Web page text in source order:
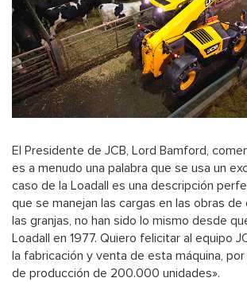
El Presidente de JCB, Lord Bamford,
es a menudo una palabra que se usa un
caso de la Loadall es una descripción
que se manejan las cargas en las obras
las granjas, no han sido lo mismo desde
Loadall en 1977. Quiero felicitar al equipo
la fabricación y venta de esta máquina,
de producción de 200.000 unidades».